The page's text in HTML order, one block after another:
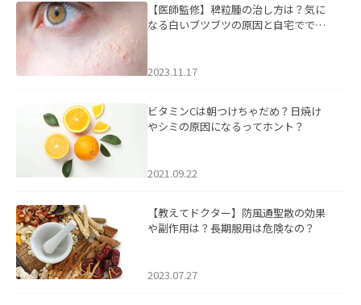
【医師監修】稗粒腫の治し方は？気に
なる白いブツブツの原因と自宅ででき
2023.11.17
ビタミンCは朝つけちゃだめ？日焼け
やシミの原因になるってホント？
2021.09.22
【教えてドクター】防風通聖散の効果
や副作用は？長期服用は危険なの？
2023.07.27